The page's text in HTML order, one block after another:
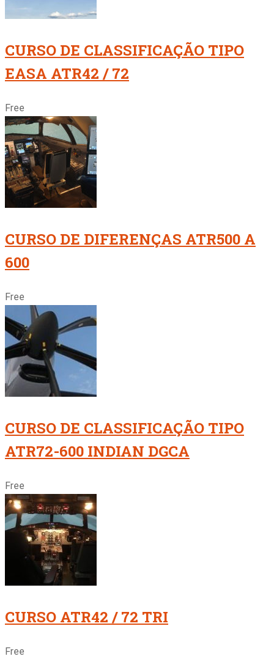
CURSO DE CLASSIFICAÇÃO TIPO
EASA ATR42 / 72
Free
CURSO DE DIFERENÇAS ATR500 A
600
Free
CURSO DE CLASSIFICAÇÃO TIPO
ATR72-600 INDIAN DGCA
Free
CURSO ATR42 / 72 TRI
Free